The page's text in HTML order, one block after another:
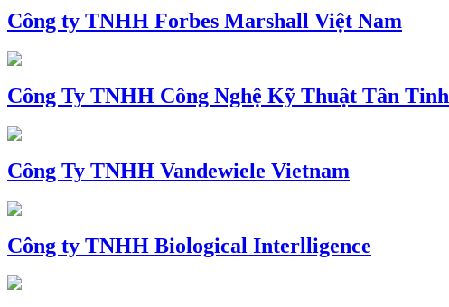
Công ty TNHH Forbes Marshall Việt Nam
Công Ty TNHH Công Nghệ Kỹ Thuật Tân Tinh
Công Ty TNHH Vandewiele Vietnam
Công ty TNHH Biological Interlligence